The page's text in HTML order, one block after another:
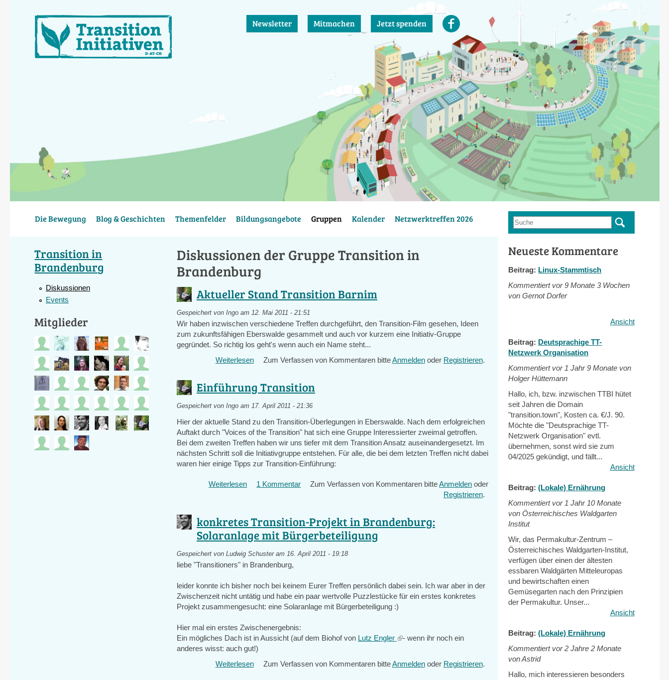
Newsletter Mitmachen Jetzt spenden
Die Bewegung Blog & Geschichten Themenfelder Bildungsangebote Gruppen Kalender Netzwerktreffen 2026
Diskussionen der Gruppe Transition in
Brandenburg
Aktueller Stand Transition Barnim
Gespeichert vonIngo am 12. Mai 2011 - 21:51
Wir haben inzwischen verschiedene Treffen durchgeführt, den Transition-Film gesehen, Ideen
zum zukunftsfähigen Eberswalde gesammelt und auch vor kurzem eine Initiativ-Gruppe
gegründet. So richtig los geht's wenn auch ein Name steht...
Weiterlesenüber
Transition
Barnim
Zum Verfassen von Kommentaren bitteAnmeldenoder Registrieren.
Einführung Transition
Gespeichert vonIngo am 17. April 2011 - 21:36
Hier der aktuelle Stand zu den Transition-Überlegungen in Eberswalde. Nach dem erfolgreichen
Auftakt durch "Voices of the Transition" hat sich eine Gruppe Interessierter zweimal getroffen.
Bei dem zweiten Treffen haben wir uns tiefer mit dem Transition Ansatz auseinandergesetzt. Im
nächsten Schritt soll die Initiativgruppe entstehen. Für alle, die bei dem letzten Treffen nicht dabei
waren hier einige Tipps zur Transition-Einführung:
Weiterlesen über1 Kommentar Zum Verfassen von Kommentaren bitteAnmelden oder
Registrieren.
konkretes Transition-Projekt in Brandenburg:
Solaranlage mit Bürgerbeteiligung
Gespeichert vonLudwig Schusteram 16. April 2011 - 19:18
liebe "Transitioners" in Brandenburg,
leider konnte ich bisher noch bei keinem Eurer Treffen persönlich dabei sein. Ich war aber in der
Zwischenzeit nicht untätig und habe ein paar wertvolle Puzzlestücke für ein erstes konkretes
Projekt zusammengesucht: eine Solaranlage mit Bürgerbeteiligung :)
Hier mal ein erstes Zwischenergebnis:
Ein mögliches Dach ist in Aussicht (auf dem Biohof von Lutz Engler (link
- wenn ihr noch ein
anderes wisst: auch gut!)
WeiterlesenüberZum Verfassen von Kommentaren bitteAnmeldenoder Registrieren.
Transition in
Brandenburg
Diskussionen
Events
Mitglieder
Suchformular
Suche
Neueste Kommentare
Beitrag: Linux-Stammtisch
Kommentiert vor9 Monate 3 Wochen
von Gernot Dorfer
Ansicht
Beitrag: Deutsprachige TT-
Netzwerk Organisation
Kommentiert vor 1 Jahr 9 Monate von
Holger Hüttemann
Hallo, ich, bzw. inzwischen TTBI hütet
seit Jahren die Domain
"transition.town", Kosten ca. €/J. 90.
Möchte die "Deutsprachige TT-
Netzwerk Organisation" evtl.
übernehmen, sonst wird sie zum
04/2025 gekündigt, und fällt...
Ansicht
Beitrag:(Lokale) Ernährung
Kommentiert vor 1 Jahr 10 Monate
von Österreichisches Waldgarten
Institut
Wir, das Permakultur-Zentrum –
Österreichisches Waldgarten-Institut,
verfügen über einen der ältesten
essbaren Waldgärten Mitteleuropas
und bewirtschaften einen
Gemüsegarten nach den Prinzipien
der Permakultur. Unser...
Ansicht
Beitrag:(Lokale) Ernährung
Kommentiert vor2 Jahre 2 Monate
von Astrid
Hallo, mich interessieren besonders